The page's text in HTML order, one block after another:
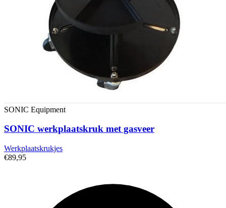
SONIC Equipment
SONIC werkplaatskruk met gasveer
Werkplaatskrukjes
€89,95